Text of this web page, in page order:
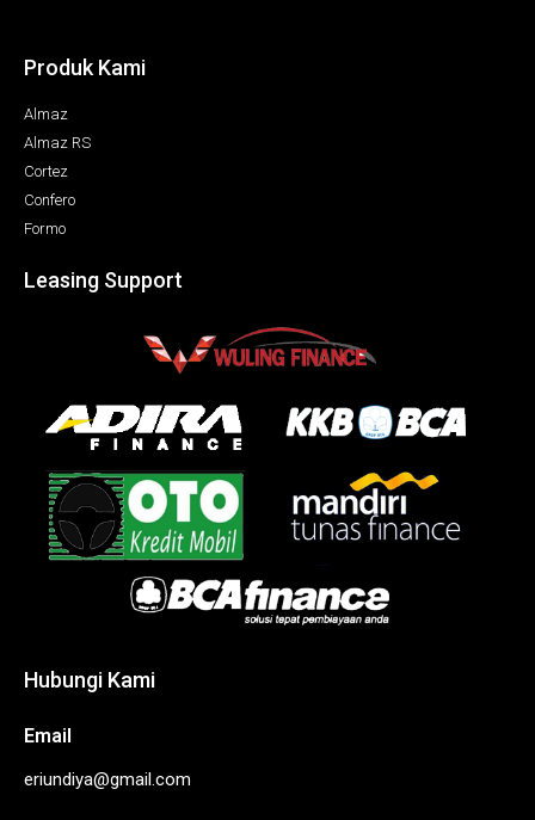
Produk Kami
Almaz
Almaz RS
Cortez
Confero
Formo
Leasing Support
Hubungi Kami
Email
eriundiya@gmail.com